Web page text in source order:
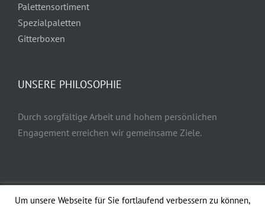
Palettensortiment
Spezialpaletten
Gitterboxen
UNSERE PHILOSOPHIE
Durch sorgfältige Arbeit und hohem persönlichen
Engagement erreichen wir gemeinsame Ziele.
©2026 |Brühler Palettenhandel GmbH & CO. KG| Designed byMazza
Um unsere Webseite für Sie fortlaufend verbessern zu können,